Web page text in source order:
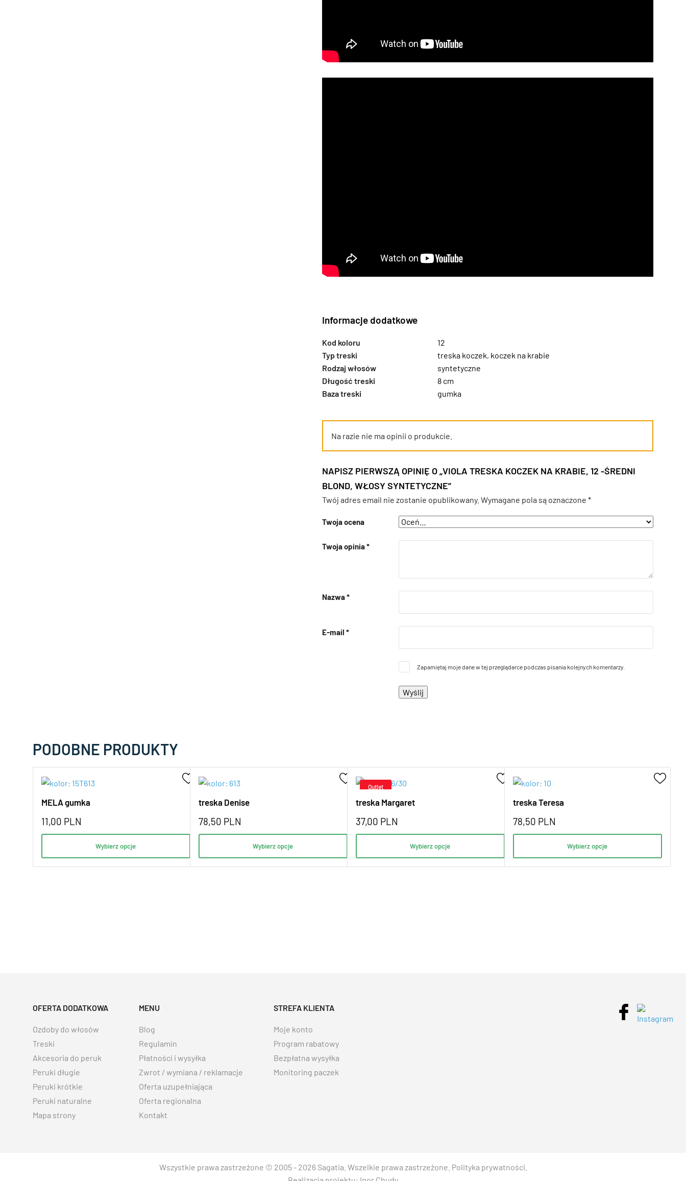
Informacje dodatkowe
Kod koloru
12
Typ treski
treska koczek, koczek na krabie
Rodzaj włosów
syntetyczne
Długość treski
8 cm
Baza treski
gumka
Na razie nie ma opinii o produkcie.
NAPISZ PIERWSZĄ OPINIĘ O „VIOLA TRESKA KOCZEK NA KRABIE, 12 -ŚREDNI
BLOND, WŁOSY SYNTETYCZNE”
Twój adres email nie zostanie opublikowany. Wymagane pola są oznaczone *
Twoja ocena
Twoja opinia*
Nazwa*
E-mail *
Zapamiętaj moje dane w tej przeglądarce podczas pisania kolejnych komentarzy.
PODOBNE PRODUKTY
MELA gumka
11,00 PLN
Wybierz opcje
treska Denise
78,50 PLN
Wybierz opcje
treska Margaret
37,00 PLN
Wybierz opcje
treska Teresa
78,50 PLN
Wybierz opcje
OFERTA DODATKOWA
Ozdoby do włosów
Treski
Akcesoria do peruk
Peruki długie
Peruki krótkie
Peruki naturalne
Mapa strony
MENU
Blog
Regulamin
Płatności i wysyłka
Zwrot / wymiana / reklamacje
Oferta uzupełniająca
Oferta regionalna
Kontakt
STREFA KLIENTA
Moje konto
Program rabatowy
Bezpłatna wysyłka
Monitoring paczek
Wszystkie prawa zastrzeżone © 2005 - 2026 Sagatia. Wszelkie prawa zastrzeżone. Polityka prywatności